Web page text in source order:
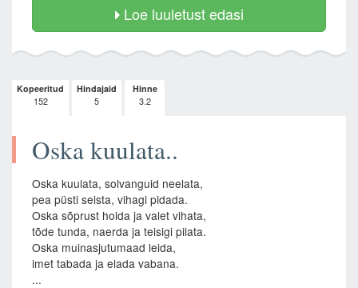
Loe luuletust edasi
Kopeeritud
152
Hindajaid
5
Hinne
3.2
Oska kuulata..
Oska kuulata, solvanguid neelata,
pea püsti seista, vihagi pidada.
Oska sõprust hoida ja valet vihata,
tõde tunda, naerda ja teisigi pilata.
Oska muinasjutumaad leida,
imet tabada ja elada vabana.
...